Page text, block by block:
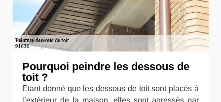
Pourquoi peindre les dessous de
toit ?
Etant donné que les dessous de toit sont placés à
l’extérieur de la maison, elles sont agressés par